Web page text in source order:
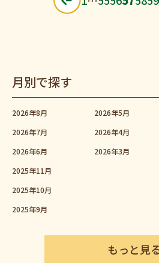
月別で探す
2026年8月
2026年7月
2026年6月
2026年5月
2026年4月
2026年3月
2025年11月
2025年10月
2025年9月
もっと見